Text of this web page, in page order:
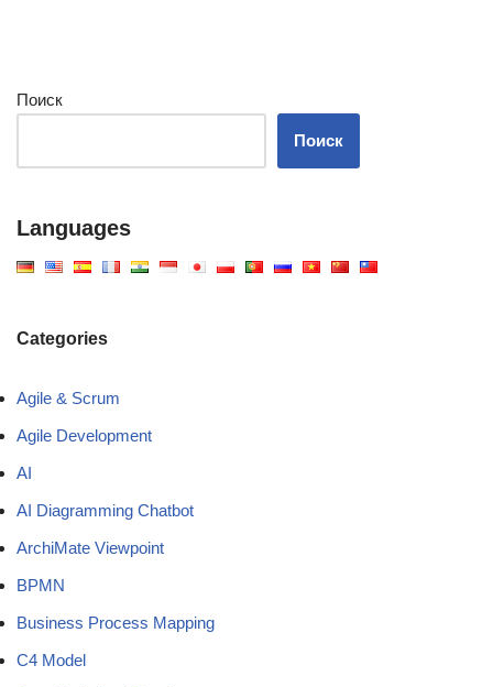
Поиск
Поиск
Languages
Categories
Agile & Scrum
Agile Development
AI
AI Diagramming Chatbot
ArchiMate Viewpoint
BPMN
Business Process Mapping
C4 Model